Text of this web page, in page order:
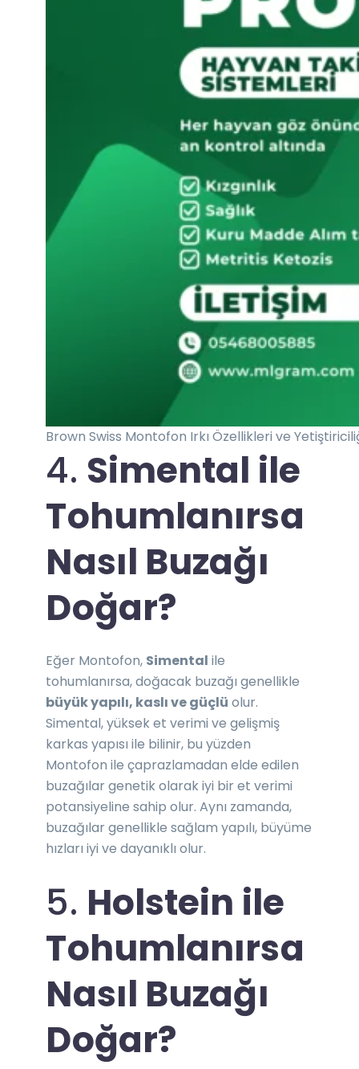
Brown Swiss Montofon Irkı Özellikleri ve
4. Simental ile
Tohumlanırsa
Nasıl Buzağı
Doğar?
Eğer Montofon, Simental ile
tohumlanırsa, doğacak buzağı genellikle
büyük yapılı, kaslı ve güçlü olur.
Simental, yüksek et verimi ve gelişmiş
karkas yapısı ile bilinir, bu yüzden
Montofon ile çaprazlamadan elde edilen
buzağılar genetik olarak iyi bir et verimi
potansiyeline sahip olur. Aynı zamanda,
buzağılar genellikle sağlam yapılı, büyüme
hızları iyi ve dayanıklı olur.
5. Holstein ile
Tohumlanırsa
Nasıl Buzağı
Doğar?